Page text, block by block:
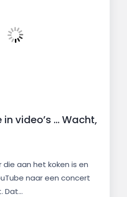
video’s … Wacht,
aan het koken is en
naar een concert
Dat...